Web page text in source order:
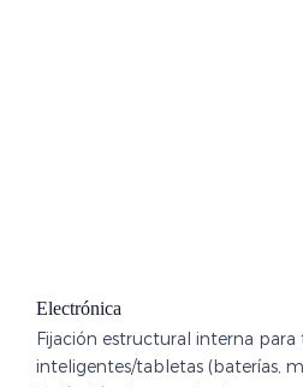
Electrónica
Fijación estructural interna para
inteligentes/tabletas (baterías,